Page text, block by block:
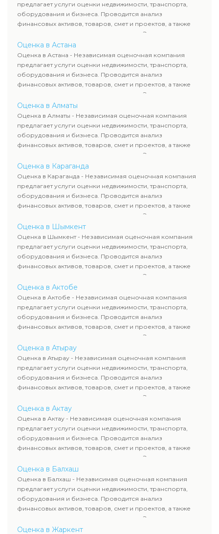
предлагает услуги оценки недвижимости, транспорта,
оборудования и бизнеса. Проводится анализ
финансовых активов, товаров, смет и проектов, а также
оценка животных и недропользования. Эксперты
определяют рыночную стоимость имущества и
рассчитывают ущерб. Все отчеты соответствуют
требованиям законодательства и используются для
сделок, кредитования и судебных процессов.
Оценка в Астана
Оценка в Астана - Независимая оценочная компания
предлагает услуги оценки недвижимости, транспорта,
оборудования и бизнеса. Проводится анализ
финансовых активов, товаров, смет и проектов, а также
оценка животных и недропользования. Эксперты
определяют рыночную стоимость имущества и
рассчитывают ущерб. Все отчеты соответствуют
требованиям законодательства и используются для
сделок, кредитования и судебных процессов.
Оценка в Алматы
Оценка в Алматы - Независимая оценочная компания
предлагает услуги оценки недвижимости, транспорта,
оборудования и бизнеса. Проводится анализ
финансовых активов, товаров, смет и проектов, а также
оценка животных и недропользования. Эксперты
определяют рыночную стоимость имущества и
рассчитывают ущерб. Все отчеты соответствуют
требованиям законодательства и используются для
сделок, кредитования и судебных процессов.
Оценка в Караганда
Оценка в Караганда - Независимая оценочная компания
предлагает услуги оценки недвижимости, транспорта,
оборудования и бизнеса. Проводится анализ
финансовых активов, товаров, смет и проектов, а также
оценка животных и недропользования. Эксперты
определяют рыночную стоимость имущества и
рассчитывают ущерб. Все отчеты соответствуют
требованиям законодательства и используются для
сделок, кредитования и судебных процессов.
Оценка в Шымкент
Оценка в Шымкент - Независимая оценочная компания
предлагает услуги оценки недвижимости, транспорта,
оборудования и бизнеса. Проводится анализ
финансовых активов, товаров, смет и проектов, а также
оценка животных и недропользования. Эксперты
определяют рыночную стоимость имущества и
рассчитывают ущерб. Все отчеты соответствуют
требованиям законодательства и используются для
сделок, кредитования и судебных процессов.
Оценка в Актобе
Оценка в Актобе - Независимая оценочная компания
предлагает услуги оценки недвижимости, транспорта,
оборудования и бизнеса. Проводится анализ
финансовых активов, товаров, смет и проектов, а также
оценка животных и недропользования. Эксперты
определяют рыночную стоимость имущества и
рассчитывают ущерб. Все отчеты соответствуют
требованиям законодательства и используются для
сделок, кредитования и судебных процессов.
Оценка в Атырау
Оценка в Атырау - Независимая оценочная компания
предлагает услуги оценки недвижимости, транспорта,
оборудования и бизнеса. Проводится анализ
финансовых активов, товаров, смет и проектов, а также
оценка животных и недропользования. Эксперты
определяют рыночную стоимость имущества и
рассчитывают ущерб. Все отчеты соответствуют
требованиям законодательства и используются для
сделок, кредитования и судебных процессов.
Оценка в Актау
Оценка в Актау - Независимая оценочная компания
предлагает услуги оценки недвижимости, транспорта,
оборудования и бизнеса. Проводится анализ
финансовых активов, товаров, смет и проектов, а также
оценка животных и недропользования. Эксперты
определяют рыночную стоимость имущества и
рассчитывают ущерб. Все отчеты соответствуют
требованиям законодательства и используются для
сделок, кредитования и судебных процессов.
Оценка в Балхаш
Оценка в Балхаш - Независимая оценочная компания
предлагает услуги оценки недвижимости, транспорта,
оборудования и бизнеса. Проводится анализ
финансовых активов, товаров, смет и проектов, а также
оценка животных и недропользования. Эксперты
определяют рыночную стоимость имущества и
Оценка в Жаркент